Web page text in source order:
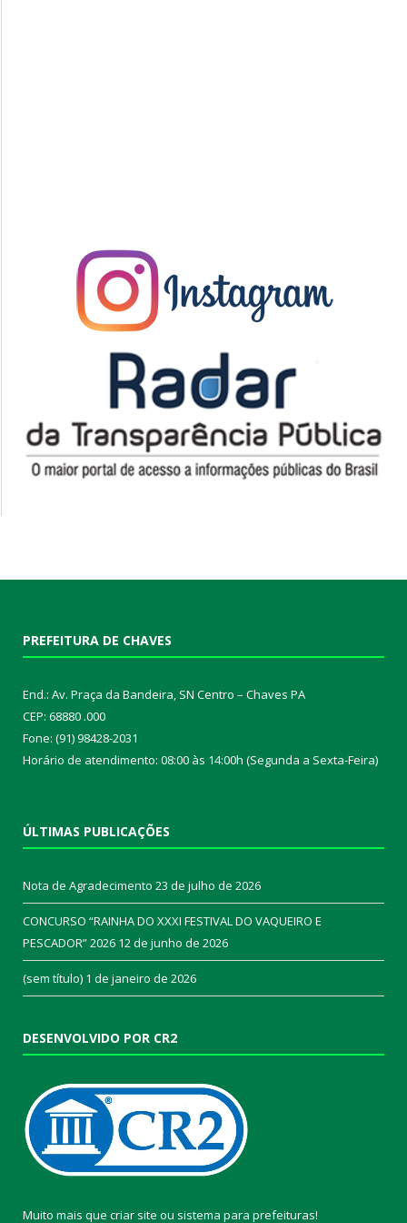
PREFEITURA DE CHAVES
End.: Av. Praça da Bandeira, SN Centro – Chaves PA
CEP: 68880 .000
Fone: (91) 98428-2031
Horário de atendimento: 08:00 às 14:00h (Segunda a Sexta-Feira)
ÚLTIMAS PUBLICAÇÕES
Nota de Agradecimento 23 de julho de 2026
CONCURSO “RAINHA DO XXXI FESTIVAL DO VAQUEIRO E
PESCADOR” 2026 12 de junho de 2026
(sem título) 1 de janeiro de 2026
DESENVOLVIDO POR CR2
Muito mais que criar site ou sistema para prefeituras!